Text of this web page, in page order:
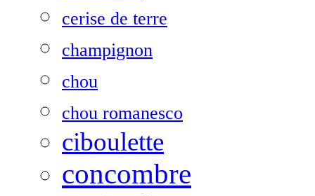
cerise de terre
champignon
chou
chou romanesco
ciboulette
concombre